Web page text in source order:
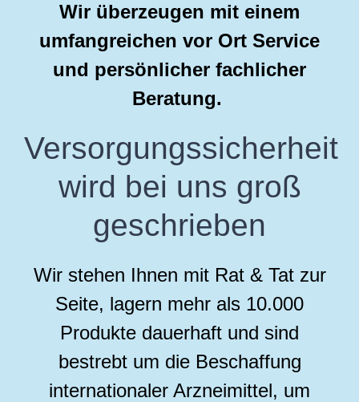
Wir überzeugen mit einem
umfangreichen vor Ort Service
und persönlicher fachlicher
Beratung.
Versorgungssicherheit
wird bei uns groß
geschrieben
Wir stehen Ihnen mit Rat & Tat zur
Seite, lagern mehr als 10.000
Produkte dauerhaft und sind
bestrebt um die Beschaffung
internationaler Arzneimittel, um